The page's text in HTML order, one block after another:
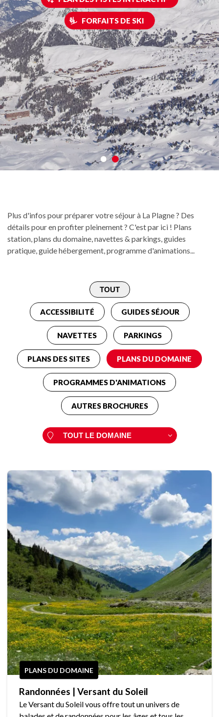
FORFAITS DE SKI
Plus d'infos pour préparer votre séjour à La Plagne ? Des
détails pour en profiter pleinement ? C'est par ici ! Plans
station, plans du domaine, navettes & parkings, guides
pratique, guide hébergement, programme d'animations...
ACCESSIBILITÉ GUIDES SÉJOUR
NAVETTES PARKINGS
PLANS DES SITES PLANS DU DOMAINE
PROGRAMMES D'ANIMATIONS
AUTRES BROCHURES
PLANS DU DOMAINE
Randonnées | Versant du Soleil
Le Versant du Soleil vous offre tout un univers de